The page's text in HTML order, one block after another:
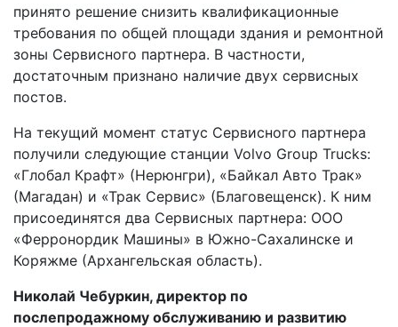
принято решение снизить квалификационные
требования по общей площади здания и ремонтной
зоны Сервисного партнера. В частности,
достаточным признано наличие двух сервисных
постов.
На текущий момент статус Сервисного партнера
получили следующие станции Volvo Group Trucks:
«Глобал Крафт» (Нерюнгри), «Байкал Авто Трак»
(Магадан) и «Трак Сервис» (Благовещенск). К ним
присоединятся два Сервисных партнера: ООО
«Ферронордик Машины» в Южно-Сахалинске и
Коряжме (Архангельская область).
Николай Чебуркин, директор по
послепродажному обслуживанию и развитию